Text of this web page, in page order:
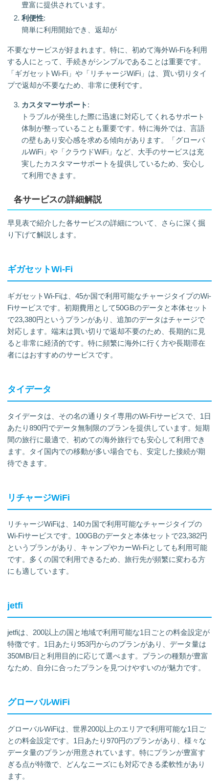
豊富に提供されています。
利便性:
簡単に利用開始でき、返却が
不要なサービスが好まれます。特に、初めて海外Wi-Fiを利用
する人にとって、手続きがシンプルであることは重要です。
「ギガセットWi-Fi」や「リチャージWiFi」は、買い切りタイ
プで返却が不要なため、非常に便利です。
カスタマーサポート :
トラブルが発生した際に迅速に対応してくれるサポート
体制が整っていることも重要です。特に海外では、言語
の壁もあり安心感を求める傾向があります。「グローバ
ルWiFi」や「クラウドWiFi」など、大手のサービスは充
実したカスタマーサポートを提供しているため、安心し
て利用できます。
各サービスの詳細解説
早見表で紹介した各サービスの詳細について、さらに深く掘
り下げて解説します。
ギガセットWi-Fi
ギガセットWi-Fiは、45か国で利用可能なチャージタイプのWi-
Fiサービスです。初期費用として50GBのデータと本体セット
で23,380円というプランがあり、追加のデータはチャージで
対応します。端末は買い切りで返却不要のため、長期的に見
ると非常に経済的です。特に頻繁に海外に行く方や長期滞在
者にはおすすめのサービスです。
タイデータ
タイデータは、その名の通りタイ専用のWi-Fiサービスで、1日
あたり890円でデータ無制限のプランを提供しています。短期
間の旅行に最適で、初めての海外旅行でも安心して利用でき
ます。タイ国内での移動が多い場合でも、安定した接続が期
待できます。
リチャージWiFi
リチャージWiFiは、140カ国で利用可能なチャージタイプの
Wi-Fiサービスです。100GBのデータと本体セットで23,382円
というプランがあり、キャンプやカーWi-Fiとしても利用可能
です。多くの国で利用できるため、旅行先が頻繁に変わる方
にも適しています。
jetfi
jetfiは、200以上の国と地域で利用可能な1日ごとの料金設定が
特徴です。1日あたり953円からのプランがあり、データ量は
350MB/日と利用目的に応じて選べます。プランの種類が豊富
なため、自分に合ったプランを見つけやすいのが魅力です。
グローバルWiFi
グローバルWiFiは、世界200以上のエリアで利用可能な1日ご
との料金設定です。1日あたり970円のプランがあり、様々な
データ量のプランが用意されています。特にプランが豊富す
ぎる点が特徴で、どんなニーズにも対応できる柔軟性があり
ます。